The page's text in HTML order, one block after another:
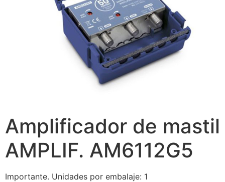
Amplificador de mastil
AMPLIF. AM6112G5
Importante. Unidades por embalaje: 1